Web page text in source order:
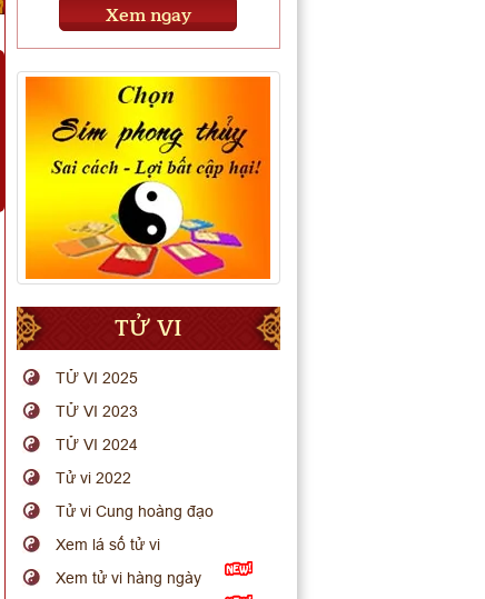
Xem ngay
TỬ VI
TỬ VI 2025
TỬ VI 2023
TỬ VI 2024
Tử vi 2022
Tử vi Cung hoàng đạo
Xem lá số tử vi
Xem tử vi hàng ngày